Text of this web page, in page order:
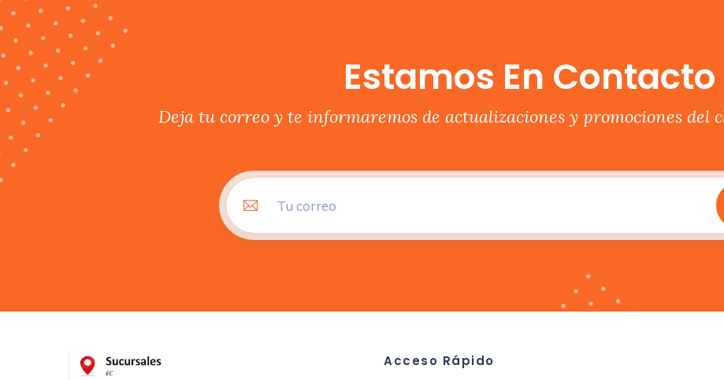
Estamos En Contacto
Deja tu correo y te informaremos de actualizaciones y promociones del
Acceso Rápido